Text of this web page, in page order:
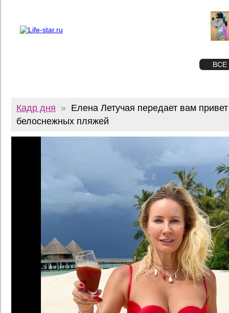
ВСЕ
Кадр дня » Елена Летучая передает вам
белоснежных пляжей